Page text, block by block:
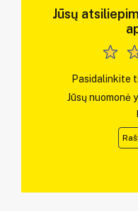
Jūsų
Pasidalinkite
Jūsų nuomonė